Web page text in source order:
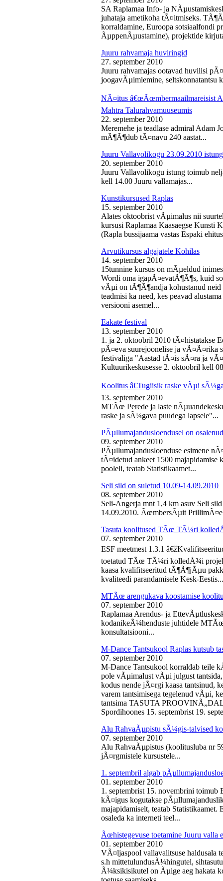
SA Raplamaa Info- ja
juhataja ametikoha tÃ¤itmiseks.
korraldamine, Euroopa sotsiaalfondi
ÃµppenÃµustamine), projektide
Juuru rahvamaja huviringid
27. september 2010
Juuru rahvamajas ootavad huvilisi
joogavÃµimlemine, seltskonnatantsu
NÃ¤itus â€œÃœmbermaailmareisist
Mahtra Talurahvamuuseumis
22. september 2010
Meremehe ja teadlase admiral Adam
mÃ¶Ã¶dub tÃ¤navu 240 aastat...
Juuru Vallavolikogu 23.09.2010 istung
20. september 2010
Juuru Vallavolikogu istung toimub
kell 14.00 Juuru vallamajas...
Kunstikursused Raplas
15. september 2010
Alates oktoobrist vÃµimalus nii
kursusi Raplamaa Kaasaegse Kunsti
(Rapla bussijaama vastas Espaki
Arvutikursus algajatele Kohilas
14. september 2010
15tunnine kursus on mÃµeldud
Wordi oma igapÃ¤evatÃ¶Ã¶s, kuid
vÃµi on tÃ¶Ã¶andja kohustanud neid
teadmisi ka need, kes peavad
versiooni asemel...
Eakate festival
13. september 2010
1. ja 2. oktoobril 2010 tÃ¤histatakse
pÃ¤eva suurejoonelise ja vÃ¤Ã¤rika
festivaliga "Aastad tÃ¤is sÃ¤ra ja
Kultuurikeskusesse 2. oktoobril kell
Koolitus â€Tugiisik raske vÃµi
13. september 2010
MTÃœ Perede ja laste
raske ja sÃ¼gava puudega lapsele"...
PÃµllumajandusloendusel on
09. september 2010
PÃµllumajandusloenduse esimene
tÃ¤idetud ankeet 1500 majapidamise
pooleli, teatab Statistikaamet...
Seli sild on suletud 10.09-14.09.2010
08. september 2010
Seli-Angerja mnt 1,4 km asuv Seli
14.09.2010. ÃœmbersÃµit
Tasuta koolitused TÃœ TÃ¼ri
07. september 2010
ESF meetmest 1.3.1
toetatud TÃœ TÃ¼ri kolledÅ¾i
kaasa kvalifitseeritud tÃ¶Ã¶jÃµu
kvaliteedi parandamisele Kesk-Eestis...
MTÃœ arengukava koostamise
07. september 2010
Raplamaa Arendus- ja
kodanikeÃ¼henduste juhtidele
konsultatsiooni...
M-Dance Tantsukool Raplas kutsub
07. september 2010
M-Dance Tantsukool korraldab teile
pole vÃµimalust vÃµi julgust
kodus nende jÃ¤rgi kaasa tantsinud,
varem tantsimisega tegelenud vÃµi,
tantsima TASUTA
Spordihoones 15. septembrist 19.
Alu RahvaÃµpistu sÃ¼gis-talvised
07. september 2010
Alu RahvaÃµpistus (koolitusluba nr
jÃ¤rgmistele kursustele...
1. septembril algab
01. september 2010
1. septembrist 15. novembrini toimub
kÃ¤igus kogutakse
majapidamiselt, teatab Statistikaamet.
osaleda ka interneti teel...
Ãœhistegevuse toetamine Juuru valla
01. september 2010
VÃ¤ljaspool vallavalitsuse haldusala
s.h mittetulundusÃ¼hingutel,
Ã¼ksikisikutel on Ãµige aeg hakata